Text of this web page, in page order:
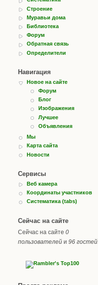
Строение
Муравьи дома
Библиотека
Форум
Обратная связь
Определители
Навигация
Новое на сайте
Форум
Блог
Изображения
Лучшее
Объявления
Мы
Карта сайта
Новости
Сервисы
Веб камера
Координаты участников
Систематика (tabs)
Сейчас на сайте
Сейчас на сайте 0
пользователей и 96 гостей